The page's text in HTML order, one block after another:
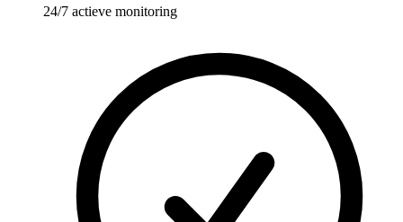
24/7 actieve monitoring